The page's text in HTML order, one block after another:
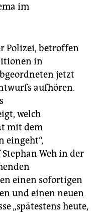
im
Polizei, betroffen
in
jetzt
aufhören.
welch
mit dem
eingeht“,
Weh in der
einen sofortigen
und einen neuen
„spätestens heute,